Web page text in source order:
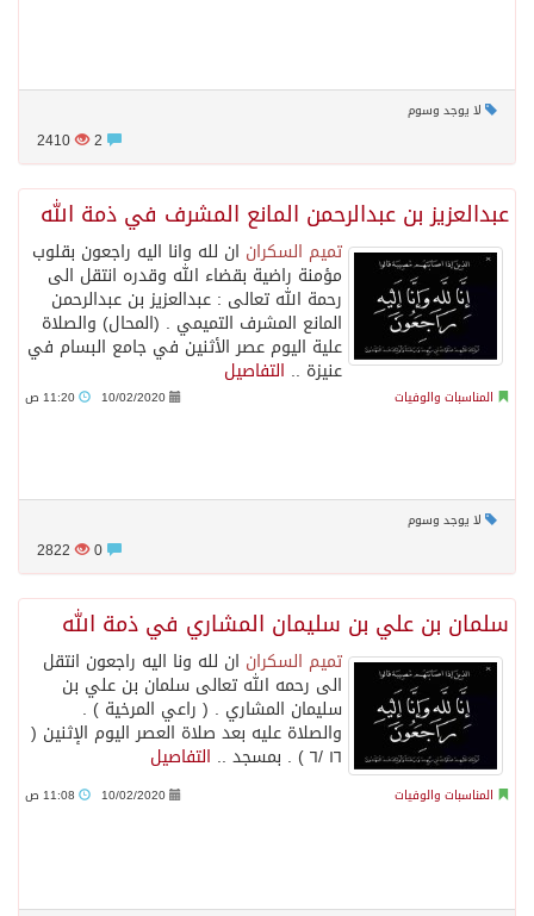
لا يوجد وسوم
2410
عبدالعزيز بن عبدالرحمن المانع المشرف في ذمة الله
تميم السكران ‏ان لله وانا اليه راجعون بقلوب
مؤمنة راضية بقضاء الله وقدره انتقل الى
رحمة الله تعالى : عبدالعزيز بن عبدالرحمن
المانع المشرف التميمي . (المحال) والصلاة
علية اليوم عصر الأثنين في جامع البسام في
عنيزة .. التفاصيل
المناسبات والوفيات 10/02/2020
لا يوجد وسوم
2822
سلمان بن علي بن سليمان المشاري في ذمة الله
تميم السكران ا‏ن لله ونا اليه راجعون انتقل
الى رحمه الله تعالى سلمان بن علي بن
سليمان المشاري . ( راعي المرخية ) .
والصلاة عليه بعد صلاة العصر اليوم الإثنين (
١٦ /٦ ) . بمسجد .. التفاصيل
المناسبات والوفيات 10/02/2020